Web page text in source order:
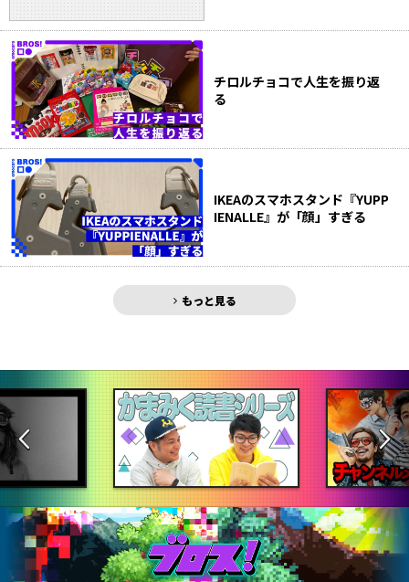
チロルチョコで人生を振り返
る
IKEAのスマホスタンド『YUPP
IENALLE』が「顔」すぎる
もっと見る